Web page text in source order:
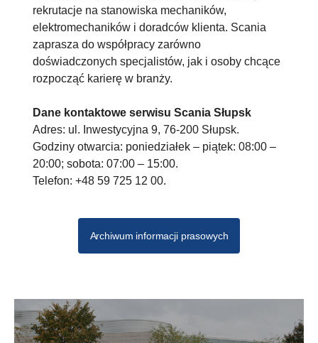
rekrutacje na stanowiska mechaników,
elektromechaników i doradców klienta. Scania
zaprasza do współpracy zarówno
doświadczonych specjalistów, jak i osoby chcące
rozpocząć karierę w branży.
Dane kontaktowe serwisu Scania Słupsk
Adres: ul. Inwestycyjna 9, 76-200 Słupsk.
Godziny otwarcia: poniedziałek – piątek: 08:00 –
20:00; sobota: 07:00 – 15:00.
Telefon: +48 59 725 12 00.
Archiwum informacji prasowych